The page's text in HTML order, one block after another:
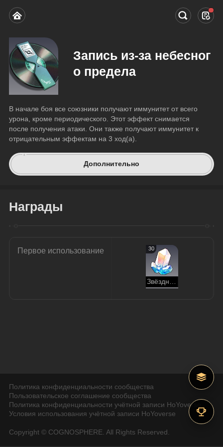
Запись из-за небесног
о предела
В начале боя все союзники получают иммунитет от всего
урона, кроме периодического. Этот эффект снимается
после получения атаки. Они также получают иммунитет к
отрицательным эффектам на 3 ход(а).
Дополнительно
Награды
Первое использование 30
Политика конфиденциальности сообщества
Пользовательское соглашение сообщества
Политика конфиденциальности учётной записи HoYoverse
Условия использования учётной записи HoYoverse
Copyright © COGNOSPHERE. All Rights Reserved.